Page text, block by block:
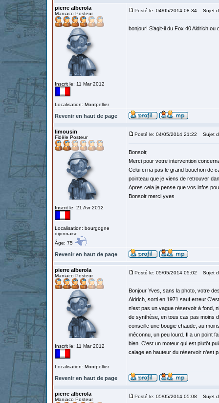
pierre alberola
Maniaco Posteur
Inscrit le: 11 Mar 2012
Localisation: Montpellier
Posté le: 04/05/2014 08:34 Sujet
bonjour! S'agit-il du Fox 40 Aldrich
Revenir en haut de page
limousin
Fidèle Posteur
Inscrit le: 21 Avr 2012
Localisation: bourgogne
dijonnaise
Âge: 75
Posté le: 04/05/2014 21:22 Sujet
Bonsoir,
Merci pour votre intervention
Celui ci na pas le grand bouchon de
pointeau que je viens de retrouver
Apres cela je pense que vos infos
Bonsoir merci yves
Revenir en haut de page
pierre alberola
Maniaco Posteur
Inscrit le: 11 Mar 2012
Localisation: Montpellier
Posté le: 05/05/2014 05:02 Sujet
Bonjour Yves, sans la photo, votre
Aldrich, sorti en 1971 sauf
n'est pas un vague réservoir à fond,
de synthèse, en tous cas pas moins
conseille une bougie chaude, au
méconnu, un peu lourd. Il a un point
bien. C'est un moteur qui est plutôt
calage en hauteur du réservoir n'est
Revenir en haut de page
pierre alberola
Maniaco Posteur
Posté le: 05/05/2014 05:08 Sujet